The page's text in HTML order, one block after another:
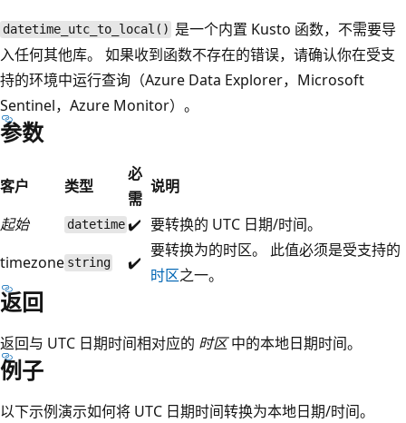
datetime_utc_to_local() 是一个内置 Kusto 函数，不需要导
入任何其他库。 如果收到函数不存在的错误，请确认你在受支
持的环境中运行查询（Azure Data Explorer，Microsoft
Sentinel，Azure Monitor）。
参数
客户 类型
必
需
说明
起始
datetime ✔️ 要转换的 UTC 日期/时间。
timezone string ✔️
要转换为的时区。 此值必须是受支持的
时区之一。
返回
返回与 UTC 日期时间相对应的 时区中的本地日期时间。
例子
以下示例演示如何将 UTC 日期时间转换为本地日期/时间。